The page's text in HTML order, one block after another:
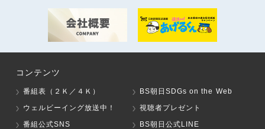
コンテンツ
番組表（２Ｋ／４Ｋ）
BS朝日SDGs on the Web
ウェルビーイング放送中！
視聴者プレゼント
番組公式SNS
BS朝日公式LINE